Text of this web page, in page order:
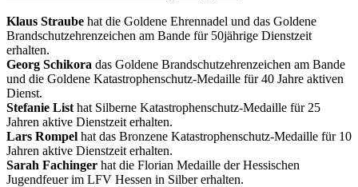
Klaus Straube hat die Goldene Ehrennadel und das Goldene
Brandschutzehrenzeichen am Bande für 50jährige Dienstzeit
erhalten.
Georg Schikora das Goldene Brandschutzehrenzeichen am Bande
und die Goldene Katastrophenschutz-Medaille für 40 Jahre aktiven
Dienst.
Stefanie List hat Silberne Katastrophenschutz-Medaille für 25
Jahren aktive Dienstzeit erhalten.
Lars Rompel hat das Bronzene Katastrophenschutz-Medaille für 10
Jahren aktive Dienstzeit erhalten.
Sarah Fachinger hat die Florian Medaille der Hessischen
Jugendfeuer im LFV Hessen in Silber erhalten.